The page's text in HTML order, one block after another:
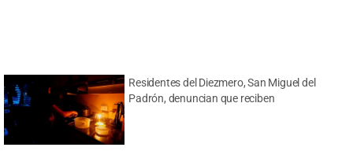
Residentes del Diezmero, San Miguel del
Padrón, denuncian que reciben